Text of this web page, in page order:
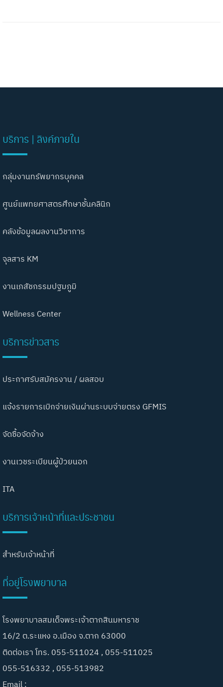
บริการ | ลิงค์ภายใน
กลุ่มงานทรัพยากรบุคคล
ศูนย์แพทยศาสตรศึกษาชั้นคลินิก
คลังข้อมูลผลงานวิชาการ
จุลสาร KM
งานเภสัชกรรมปฐมภูมิ
Wellness Center
บริการข่าวสาร
ประกาศรับสมัครงาน / ผลสอบ
แจ้งรายการเบิกจ่ายเงินผ่านระบบจ่ายตรง GFMIS
จัดซื้อจัดจ้าง
งานเวชระเบียนผู้ป่วยนอก
ITA
บริการเจ้าหน้าที่และประชาชน
สำหรับเจ้าหน้าที่
ที่อยู่โรงพยาบาล
โรงพยาบาลสมเด็จพระเจ้าตากสินมหาราช
16/2 ต.ระแหง อ.เมือง จ.ตาก 63000
ติดต่อเรา โทร. 055-511024 , 055-511025
055-516332 , 055-513982
Email :